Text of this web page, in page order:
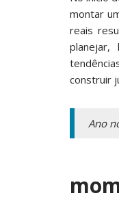
montar
reais
planejar,
construir
Ano